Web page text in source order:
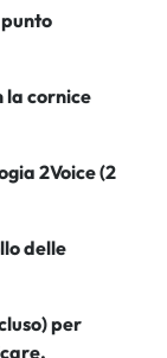
la cornice
2Voice (2
delle
per